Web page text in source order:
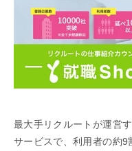
最大手リクルートが運営
サービスで、利用者の約